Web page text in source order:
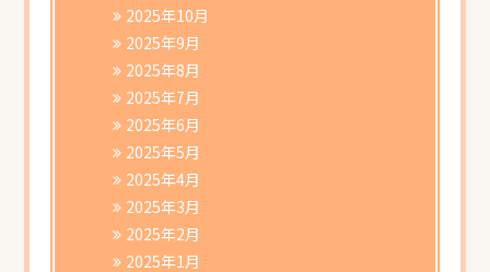
2025年10月
2025年9月
2025年8月
2025年7月
2025年6月
2025年5月
2025年4月
2025年3月
2025年2月
2025年1月